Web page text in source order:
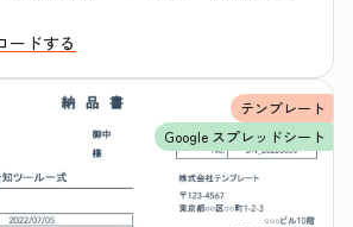
ードする
テンプレート
Google スプレッドシート